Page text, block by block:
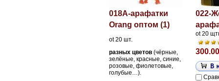
018A-арафатки
Orang оптом (1)
ot 20 шт.
разных цветов (чёрные,
зелёные, красные, синие,
розовые, фиолетовые,
голубые…).
022-
ot 20